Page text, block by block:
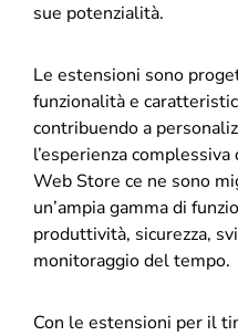
sue potenzialità.
Le estensioni sono
funzionalità e
contribuendo a
l’esperienza
Web Store ce ne sono
un’ampia gamma di
produttività, sicurezza,
monitoraggio del tempo.
Con le estensioni per il